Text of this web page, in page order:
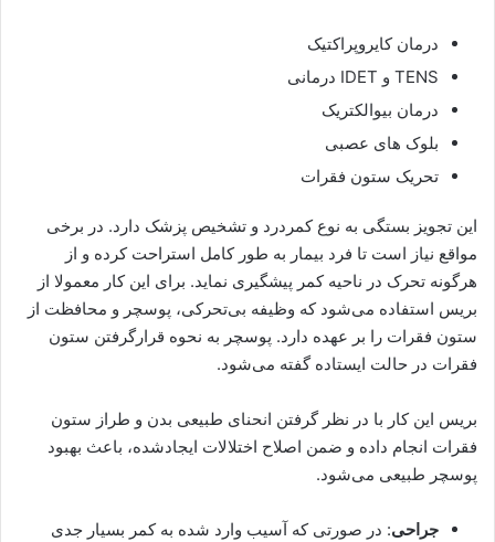
درمان کایروپراکتیک
TENS و IDET درمانی
درمان بیوالکتریک
بلوک های عصبی
تحریک ستون فقرات
این تجویز بستگی به نوع کمردرد و تشخیص پزشک دارد. در برخی
مواقع نیاز است تا فرد بیمار به طور کامل استراحت کرده و از
هرگونه تحرک در ناحیه کمر پیشگیری نماید. برای این کار معمولا از
بریس‌ استفاده می‌شود که وظیفه بی‌تحرکی، پوسچر و محافظت از
ستون فقرات را بر عهده دارد. پوسچر به نحوه‌ قرارگرفتن ستون
فقرات در حالت ایستاده گفته می‌شود.
بریس‌ این کار با در نظر گرفتن انحنای طبیعی بدن و طراز ستون
فقرات انجام داده و ضمن اصلاح اختلالات ایجادشده، باعث بهبود
پوسچر طبیعی می‌شود.
جراحی: در صورتی که آسیب وارد شده به کمر بسیار جدی